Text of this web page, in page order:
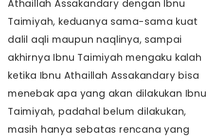
Athaillah Assakandary dengan Ibnu
Taimiyah, keduanya sama-sama kuat
dalil aqli maupun naqlinya, sampai
akhirnya Ibnu Taimiyah mengaku kalah
ketika Ibnu Athaillah Assakandary bisa
menebak apa yang akan dilakukan Ibnu
Taimiyah, padahal belum dilakukan,
masih hanya sebatas rencana yang